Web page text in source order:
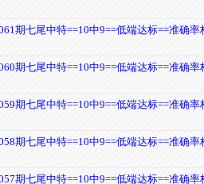
期七尾中特==10中9==低端达标==准确
期七尾中特==10中9==低端达标==准确
期七尾中特==10中9==低端达标==准确
期七尾中特==10中9==低端达标==准确
期七尾中特==10中9==低端达标==准确